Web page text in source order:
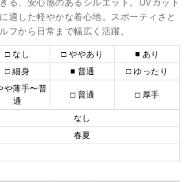
る、安心感のあるシルエット。UVカット
適した軽やかな着心地。スポーティさと
フから日常まで幅広く活躍。
□ なし □ ややあり
■ あり
□ 細身 ■ 普通 □ ゆったり
や薄手〜普
通
□ 普通 □ 厚手
なし
春夏